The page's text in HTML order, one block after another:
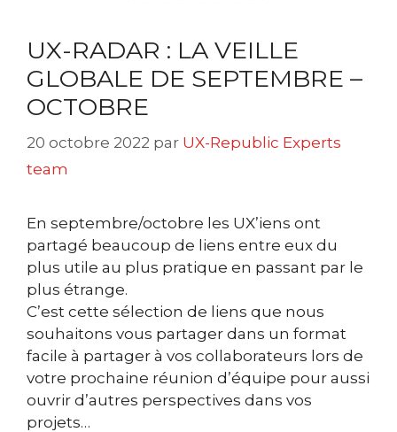
UX-RADAR : LA VEILLE
GLOBALE DE SEPTEMBRE –
OCTOBRE
20 octobre 2022 par UX-Republic Experts
team
En septembre/octobre les UX’iens ont
partagé beaucoup de liens entre eux du
plus utile au plus pratique en passant par le
plus étrange.
C’est cette sélection de liens que nous
souhaitons vous partager dans un format
facile à partager à vos collaborateurs lors de
votre prochaine réunion d’équipe pour aussi
ouvrir d’autres perspectives dans vos
projets…